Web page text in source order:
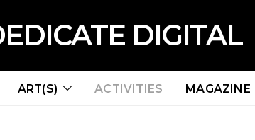
DIGITAL
ART(S) ACTIVITIES MAGAZINE